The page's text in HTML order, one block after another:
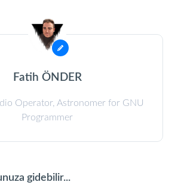
Fatih ÖNDER
Operator, Astronomer for GNU
Programmer
gidebilir...